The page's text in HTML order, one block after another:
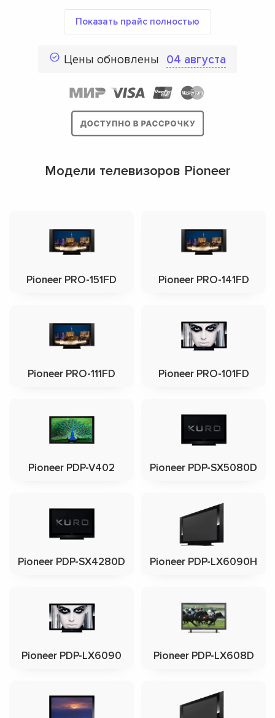
Показать прайс полностью
Цены обновлены 04 августа
Модели телевизоров Pioneer
Pioneer PRO-151FD Pioneer PRO-141FD
Pioneer PRO-111FD Pioneer PRO-101FD
Pioneer PDP-V402 Pioneer PDP-SX5080D
Pioneer PDP-SX4280D Pioneer PDP-LX6090H
Pioneer PDP-LX6090 Pioneer PDP-LX608D